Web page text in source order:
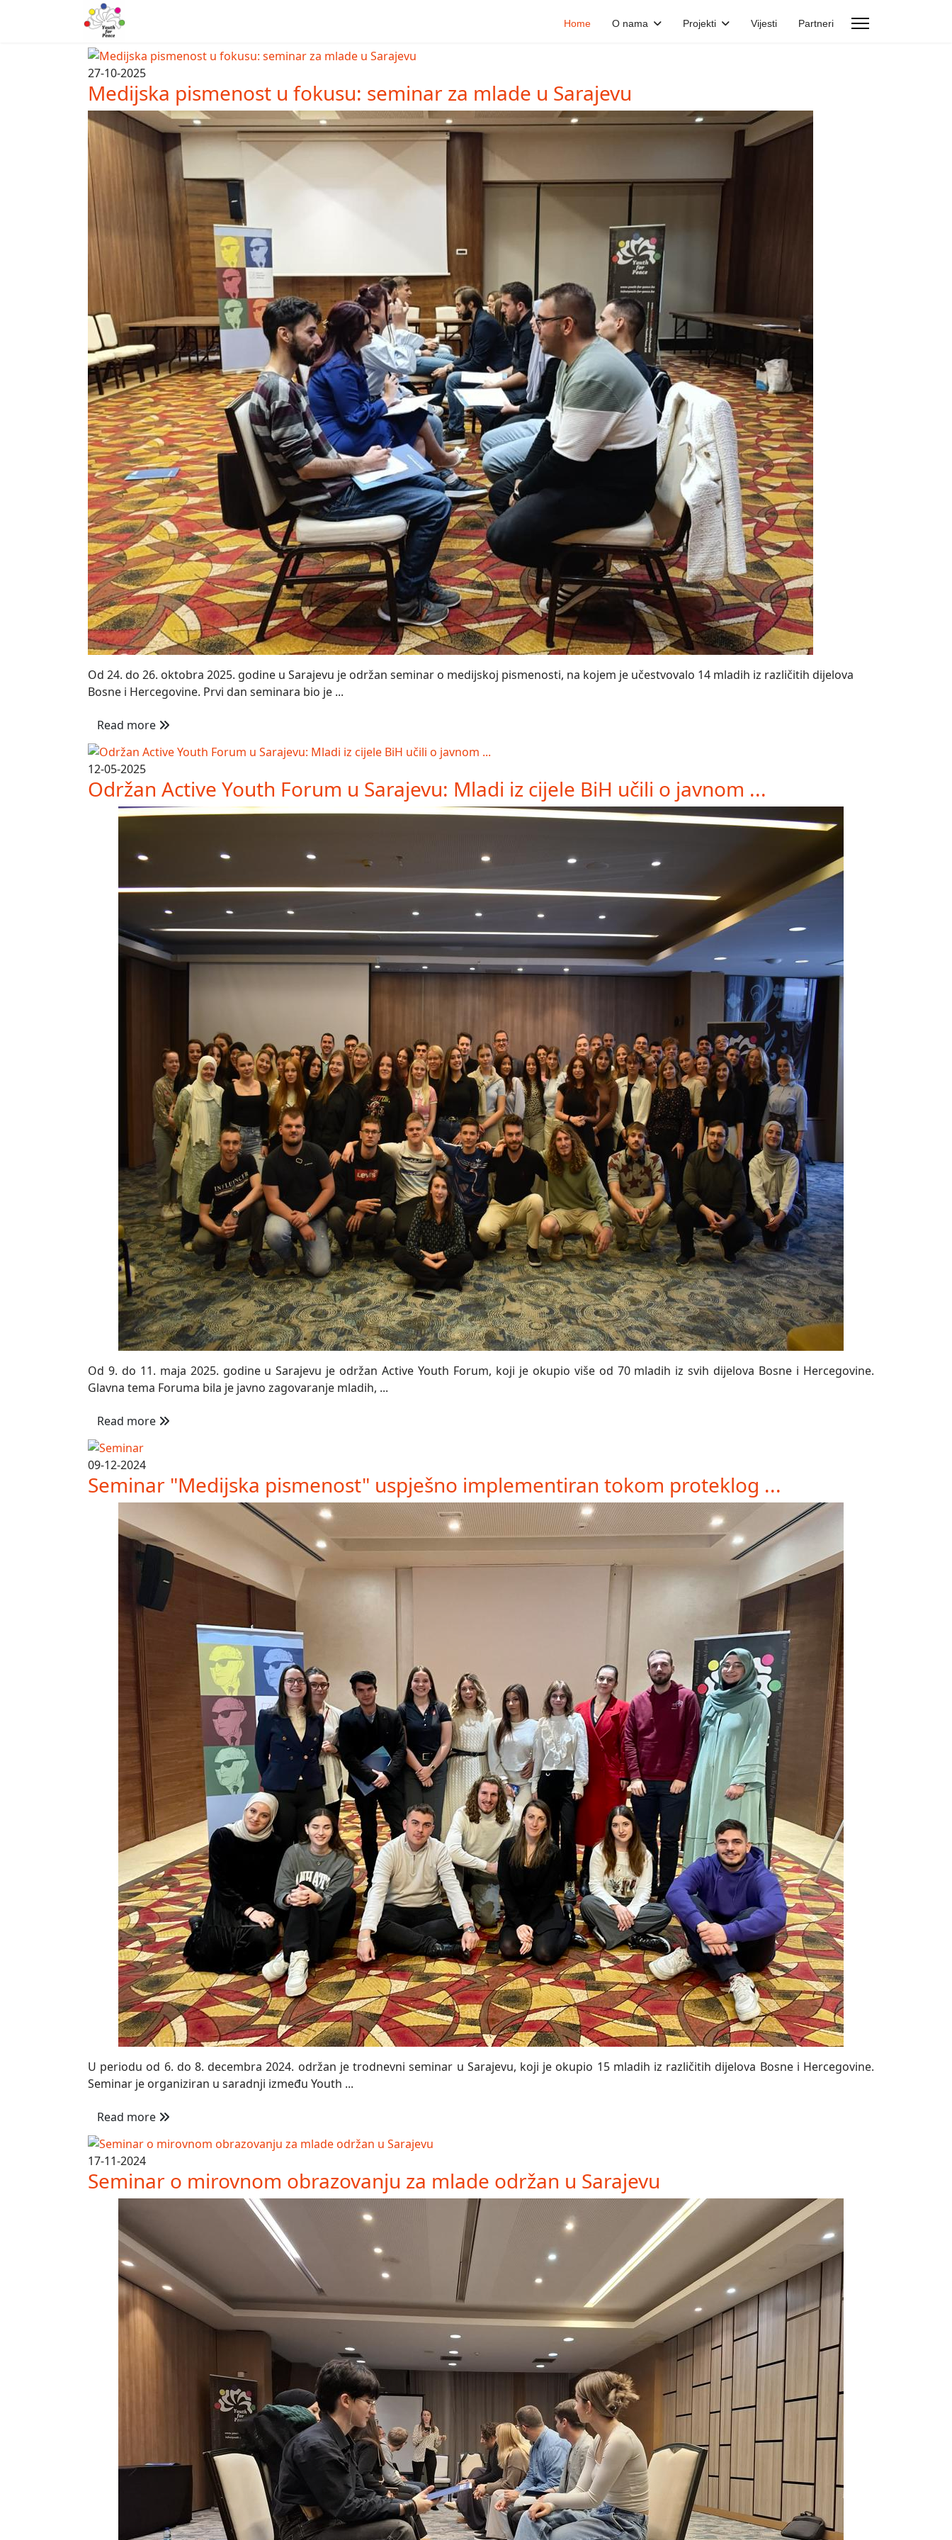
Home O nama Projekti Vijesti Partneri
27-10-2025
Medijska pismenost u fokusu: seminar za mlade u Sarajevu
Od 24. do 26. oktobra 2025. godine u Sarajevu je održan seminar o medijskoj pismenosti, na kojem je učestvovalo 14 mladih iz različitih dijelova
Bosne i Hercegovine. Prvi dan seminara bio je ...
Read more
12-05-2025
Održan Active Youth Forum u Sarajevu: Mladi iz cijele BiH učili o javnom ...
Od 9. do 11. maja 2025. godine u Sarajevu je održan Active Youth Forum, koji je okupio više od 70 mladih iz svih dijelova Bosne i Hercegovine.
Glavna tema Foruma bila je javno zagovaranje mladih, ...
Read more
09-12-2024
Seminar "Medijska pismenost" uspješno implementiran tokom proteklog ...
U periodu od 6. do 8. decembra 2024. održan je trodnevni seminar u Sarajevu, koji je okupio 15 mladih iz različitih dijelova Bosne i Hercegovine.
Seminar je organiziran u saradnji između Youth ...
Read more
17-11-2024
Seminar o mirovnom obrazovanju za mlade održan u Sarajevu